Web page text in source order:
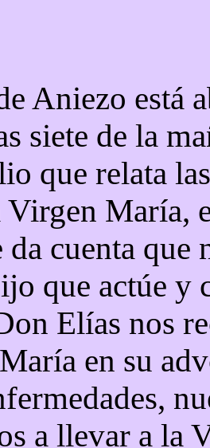
Aniezo está
siete de la
que relata
Virgen María,
da cuenta
que actúe
Elías nos
en su
a llevar a la